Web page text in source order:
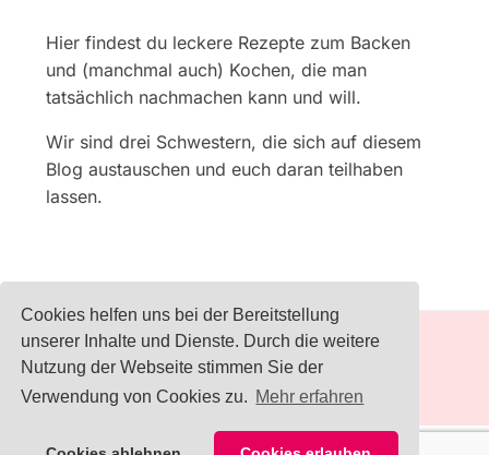
Cookies helfen uns bei der Bereitstellung
unserer Inhalte und Dienste. Durch die weitere
Nutzung der Webseite stimmen Sie der
Verwendung von Cookies zu. Mehr erfahren
Hier findest du leckere Rezepte zum Backen
und (manchmal auch) Kochen, die man
tatsächlich nachmachen kann und will.
Wir sind drei Schwestern, die sich auf diesem
Blog austauschen und euch daran teilhaben
lassen.
IMPRESSUM